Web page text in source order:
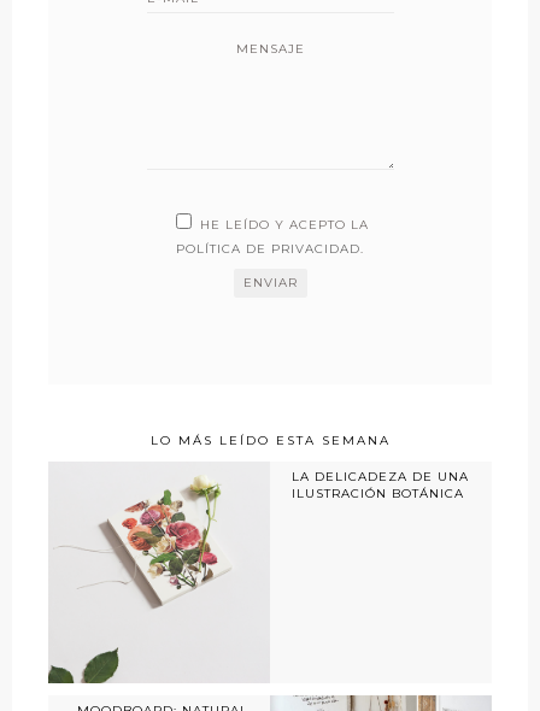
MENSAJE
HE LEÍDO Y ACEPTO LA
POLÍTICA DE PRIVACIDAD.
LO MÁS LEÍDO ESTA SEMANA
LA DELICADEZA DE UNA
ILUSTRACIÓN BOTÁNICA